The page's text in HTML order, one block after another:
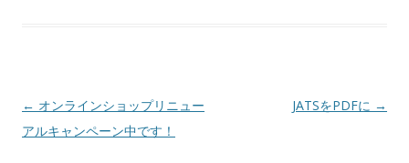
投稿ナビゲーション
← オンラインショップリニュー
アルキャンペーン中です！
JATSをPDFに →